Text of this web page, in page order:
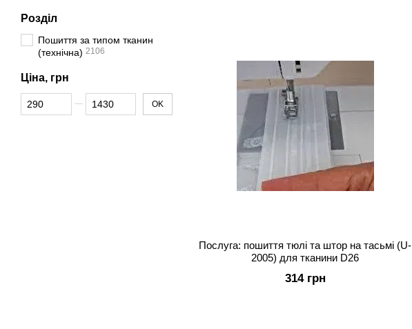
Послуга: пошиття тюлі та штор на тасьмі (U-
2005) для тканини D26
314 грн
Розділ
Пошиття за типом тканин
(технічна) 2106
Ціна, грн
Від Ціна, грн
До Ціна, грн OK